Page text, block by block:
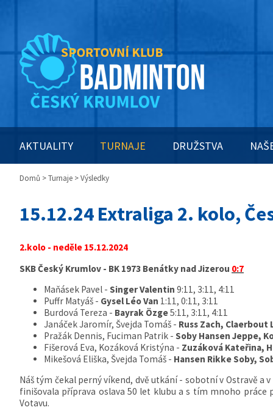
AKTUALITY TURNAJE DRUŽSTVA
Domů >Turnaje > Výsledky
15.12.24 Extraliga 2. kolo,
2.kolo - neděle 15.12.2024
SKB Český Krumlov - BK 1973 Benátky nad Jizerou 0:7
Maňásek Pavel - Singer Valentin 9:11, 3:11, 4:11
Puffr Matyáš - Gysel Léo Van 1:11, 0:11, 3:11
Burdová Tereza - Bayrak Özge5:11, 3:11, 4:11
Janáček Jaromír, Švejda Tomáš - Russ Zach, Claerbout
Pražák Dennis, Fuciman Patrik - Soby Hansen Jeppe,
Fišerová Eva, Kozáková Kristýna - Zuzáková Kateřina,
Mikešová Eliška, Švejda Tomáš - Hansen Rikke Soby,
Náš tým čekal perný víkend, dvě utkání - sobotní v Ostravě a
finišovala příprava oslava 50 let klubu a s tím mnoho práce
Votavu.